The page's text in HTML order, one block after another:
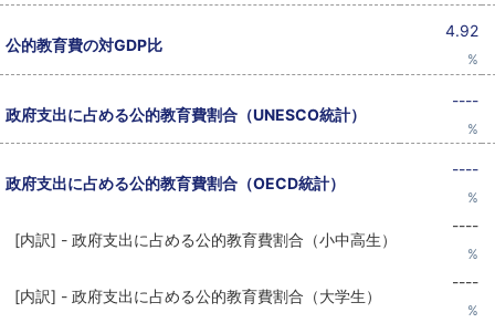
公的教育費の対GDP比
4.92
%
政府支出に占める公的教育費割合（UNESCO統計）
----
%
政府支出に占める公的教育費割合（OECD統計）
----
%
[内訳] - 政府支出に占める公的教育費割合（小中高生）
----
%
[内訳] - 政府支出に占める公的教育費割合（大学生）
----
%